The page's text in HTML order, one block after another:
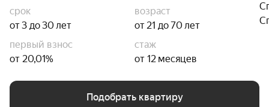
срок
от 3 до 30 лет
возраст
от 21 до 70 лет
первый взнос
от 20,01%
стаж
от 12 месяцев
Подобрать квартиру